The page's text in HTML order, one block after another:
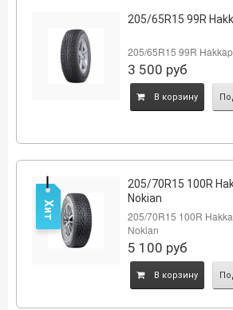
205/65R15 99R
205/65R15 99R
3 500 руб
B корзину
205/70R15 100R
Nokian
205/70R15 100R
Nokian
5 100 руб
B корзину
Хит